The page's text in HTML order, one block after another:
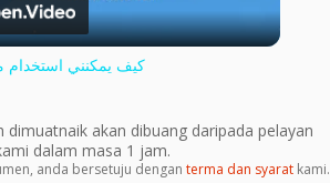
Video
كيف يمكنني استخدام
dimuatnaik akan dibuang daripada pelayan
dalam masa 1 jam.
anda bersetuju dengan terma dan syarat kami.